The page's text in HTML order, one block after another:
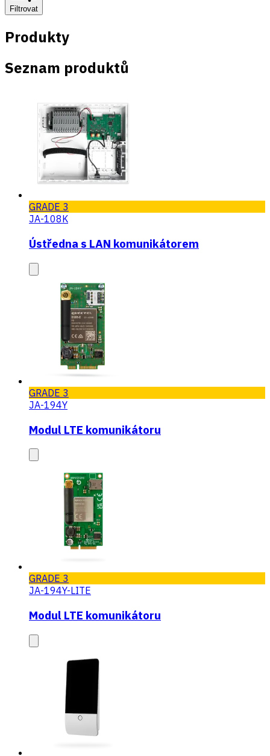
Filtrovat
Produkty
Seznam produktů
GRADE 3
JA-108K
Ústředna s LAN komunikátorem
GRADE 3
JA-194Y
Modul LTE komunikátoru
GRADE 3
JA-194Y-LITE
Modul LTE komunikátoru